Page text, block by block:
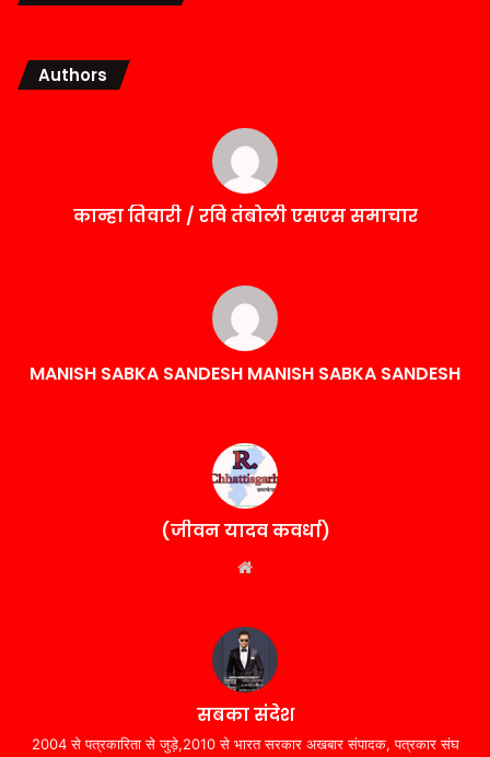
Authors
कान्हा तिवारी / रवि तंबोली एसएस समाचार
MANISH SABKA SANDESH MANISH SABKA SANDESH
(जीवन यादव कवर्धा)
सबका संदेश
2004 से पत्रकारिता से जुड़े,2010 से भारत सरकार अखबार संपादक, पत्रकार संघ